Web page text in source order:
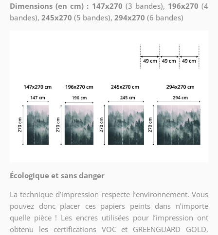
Dimensions (en cm) : 147x270 (3 bandes), 196x270 (4
bandes), 245x270 (5 bandes), 294x270 (6 bandes)
Écologique et sans danger
La technique d’impression respecte l’environnement. Vous
pouvez donc placer ces papiers peints dans n’importe
quelle pièce ! Les encres utilisées pour l’impression ont
obtenu les certifications VOC et GREENGUARD GOLD,